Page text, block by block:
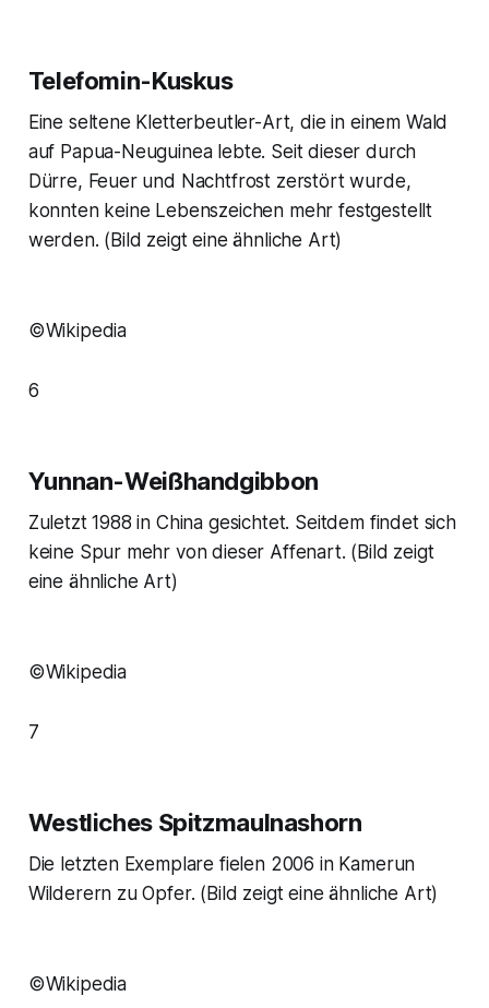
Telefomin-Kuskus
Eine seltene Kletterbeutler-Art, die in einem Wald
auf Papua-Neuguinea lebte. Seit dieser durch
Dürre, Feuer und Nachtfrost zerstört wurde,
konnten keine Lebenszeichen mehr festgestellt
werden. (Bild zeigt eine ähnliche Art)
©Wikipedia
6
Yunnan-Weißhandgibbon
Zuletzt 1988 in China gesichtet. Seitdem findet sich
keine Spur mehr von dieser Affenart. (Bild zeigt
eine ähnliche Art)
©Wikipedia
7
Westliches Spitzmaulnashorn
Die letzten Exemplare fielen 2006 in Kamerun
Wilderern zu Opfer. (Bild zeigt eine ähnliche Art)
©Wikipedia